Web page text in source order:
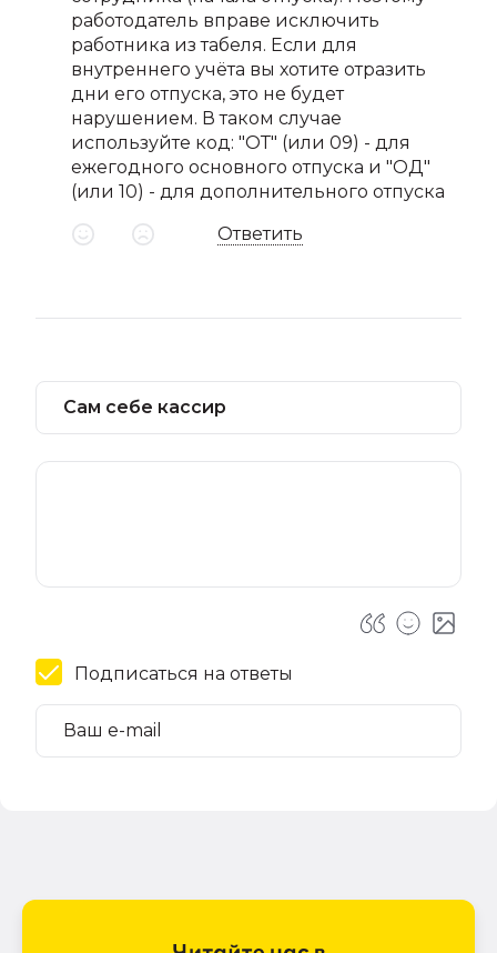
работодатель вправе исключить
работника из табеля. Если для
внутреннего учёта вы хотите отразить
дни его отпуска, это не будет
нарушением. В таком случае
используйте код: "ОТ" (или 09) - для
ежегодного основного отпуска и "ОД"
(или 10) - для дополнительного отпуска
Ответить
Подписаться на ответы